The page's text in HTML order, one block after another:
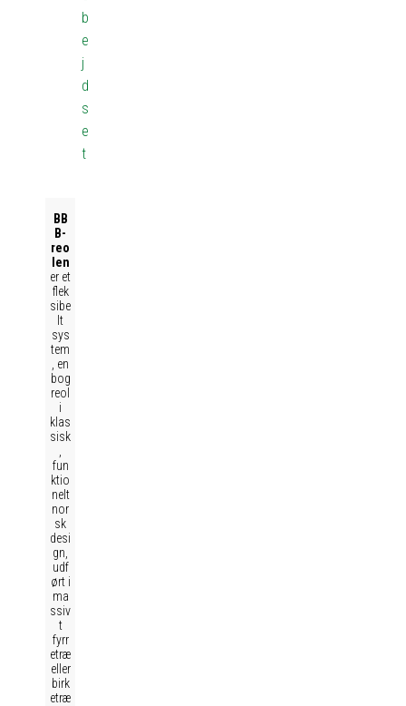
b
e
j
d
s
e
t
BB
B-
reo
len
er et
flek
sibe
lt
sys
tem
, en
bog
reol
i
klas
sisk
fun
ktio
nelt
nor
sk
desi
gn,
udf
ørt i
ma
ssiv
t
fyrr
etræ
eller
birk
etræ